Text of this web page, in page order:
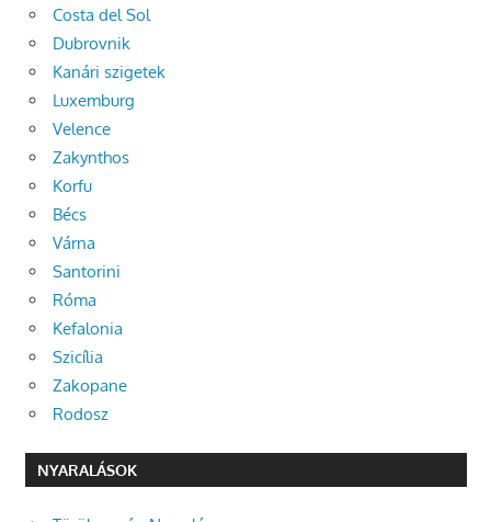
Costa del Sol
Dubrovnik
Kanári szigetek
Luxemburg
Velence
Zakynthos
Korfu
Bécs
Várna
Santorini
Róma
Kefalonia
Szicília
Zakopane
Rodosz
NYARALÁSOK